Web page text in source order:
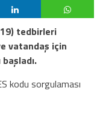
tedbirleri
vatandaş için
kodu sorgulaması